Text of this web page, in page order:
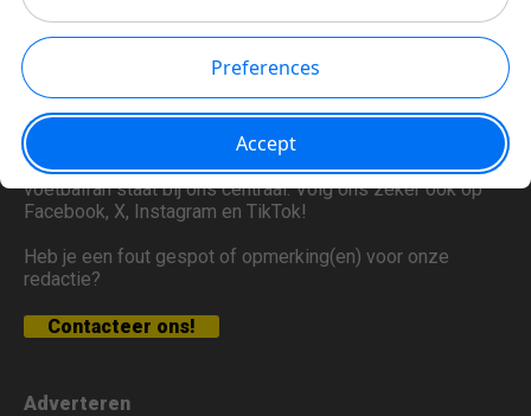
Wat is voetbalflitsen?
Voetbalflitsen.be heeft het meest opvallende en
originele voetbalnieuws voor jou in petto, met een
ludieke insteek. Je bent hier aan het goede adres voor
content rond o.a. de Jupiler Pro League, Belgen in het
buitenland, de Champions League, de Rode Duivels, het
Belgisch amateurvoetbal en veel meer. De stem van de
voetbalfan staat bij ons centraal. Volg ons zeker ook op
Facebook, X, Instagram en TikTok!
Heb je een fout gespot of opmerking(en) voor onze
redactie?
Contacteer ons!
Adverteren